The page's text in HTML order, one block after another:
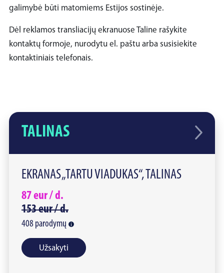
TALINAS
EKRANAS „TARTU VIADUKAS“, TALINAS
87eur /d.
153eur /d.
408 parodymų
Užsakyti
galimybė būti matomiems Estijos sostinėje.
Dėl reklamos transliacijų ekranuose Taline rašykite
kontaktų formoje, nurodytu el. paštu arba susisiekite
kontaktiniais telefonais.